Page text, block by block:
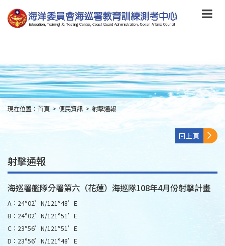
到
主
要
to
main
content
:::
現在位置： 首頁 > 便民資訊 > 射擊通報
回上頁
射擊通報
海巡署艦隊分署第六（花蓮）海巡隊108年4月份射擊計畫
A：24°02’N/121°48’E
B：24°02’N/121°51’E
C：23°56’N/121°51’E
D：23°56’N/121°48’E